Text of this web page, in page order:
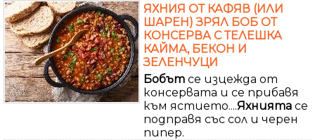
ЯХНИЯ ОТ КАФЯВ (ИЛИ
ШАРЕН) ЗРЯЛ БОБ ОТ
КОНСЕРВА С ТЕЛЕШКА
КАЙМА, БЕКОН И
ЗЕЛЕНЧУЦИ
Бобът се изцежда от
консервата и се прибавя
към ястието....Яхнията се
подправя със сол и черен
пипер.